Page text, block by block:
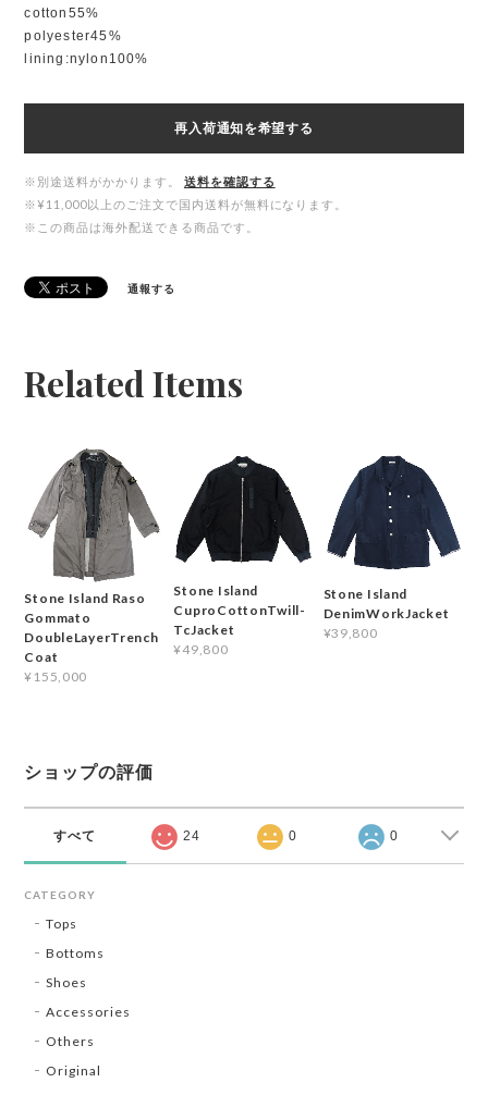
cotton55%
polyester45%
lining:nylon100%
再入荷通知を希望する
※別途送料がかかります。
送料を確認する
※¥11,000以上のご注文で国内送料が無料になります。
※この商品は海外配送できる商品です。
通報する
Related Items
Stone Island Raso
Gommato
DoubleLayerTrench
Coat
¥155,000
Stone Island
CuproCottonTwill-
TcJacket
¥49,800
Stone Island
DenimWorkJacket
¥39,800
ショップの評価
すべて 24 0 0
CATEGORY
Tops
Bottoms
Shoes
Accessories
Others
Original